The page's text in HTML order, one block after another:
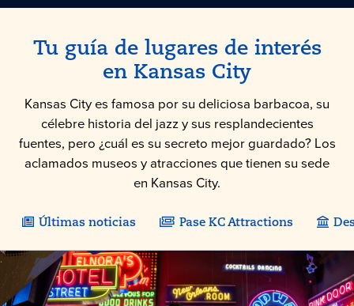
Tu guía de lugares de interés
en Kansas City
Kansas City es famosa por su deliciosa barbacoa, su
célebre historia del jazz y sus resplandecientes
fuentes, pero ¿cuál es su secreto mejor guardado? Los
aclamados museos y atracciones que tienen su sede
en Kansas City.
Últimas noticias Pase KC Attractions